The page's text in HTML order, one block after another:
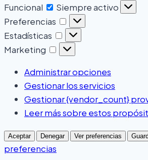
Funcional
Funcional
Siempre activo
Preferencias
Preferencias
Estadísticas
Estadísticas
Marketing
Marketing
Administrar opciones
Gestionar los servicios
Gestionar {vendor_count}
Leer más sobre estos
Aceptar Denegar Ver preferencias
preferencias